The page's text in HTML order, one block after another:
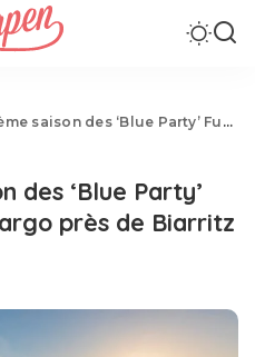
des ‘Blue Party’ Fun Radio au Blue Cargo près de Biarritz
des ‘Blue Party’
près de Biarritz